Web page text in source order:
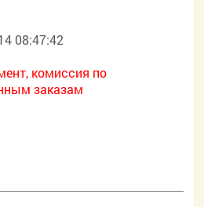
08:47:42
комиссия по
заказам